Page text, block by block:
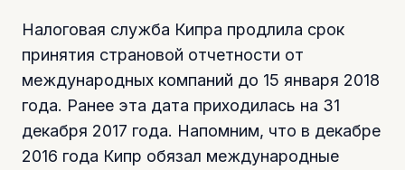
Налоговая служба Кипра продлила срок
принятия страновой отчетности от
международных компаний до 15 января 2018
года. Ранее эта дата приходилась на 31
декабря 2017 года. Напомним, что в декабре
2016 года Кипр обязал международные